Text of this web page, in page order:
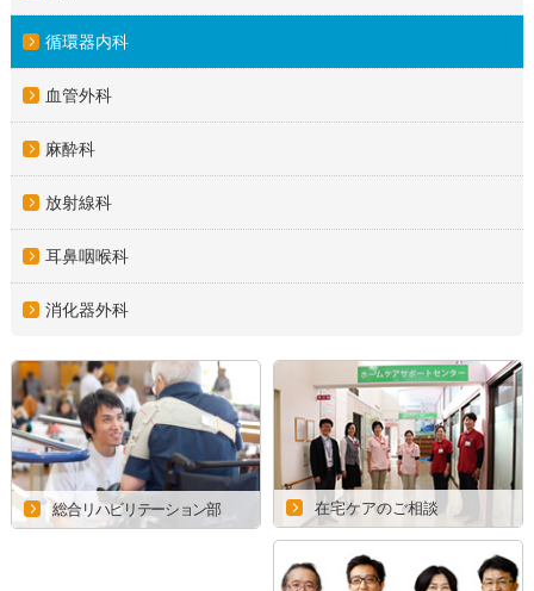
循環器内科
血管外科
麻酔科
放射線科
耳鼻咽喉科
消化器外科
総合リハビリテーション部 在宅ケアのご相談